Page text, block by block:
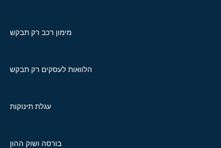
מימון רכב רק תבקש
הלוואות לעסקים רק תבקש
עגלת תינוקות
בורסה ושוק ההון